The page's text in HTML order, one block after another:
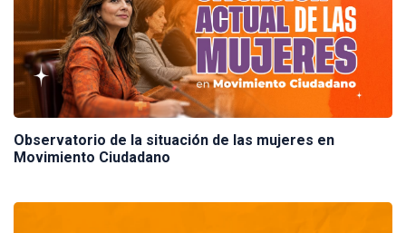
Observatorio de la situación de las mujeres en
Movimiento Ciudadano